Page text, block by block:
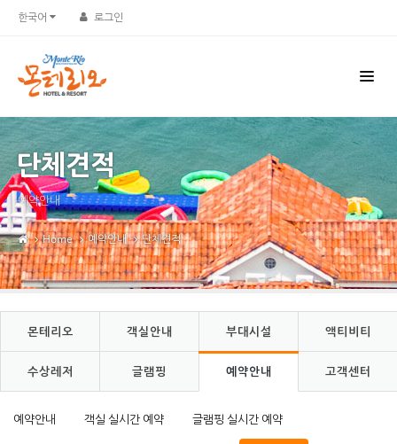
한국어 로그인
단체견적
예약안내
Home 예약안내 단체견적
몬테리오 객실안내 부대시설 액티비티
수상레저 글램핑 예약안내 고객센터
예약안내 객실 실시간 예약 글램핑 실시간 예약
Sketchbook5, 스케치북5